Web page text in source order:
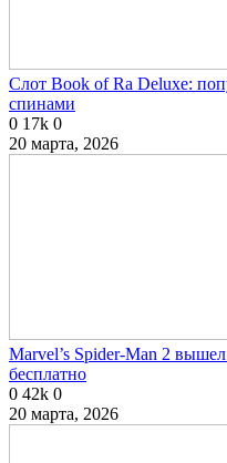
Слот Book of Ra Deluxe:
спинами
0 17k 0
20 марта, 2026
Marvel’s Spider-Man 2
бесплатно
0 42k 0
20 марта, 2026